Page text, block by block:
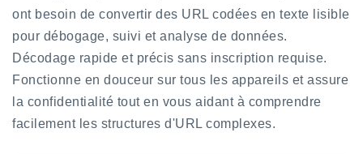
ont besoin de convertir des URL codées en texte lisible
pour débogage, suivi et analyse de données.
Décodage rapide et précis sans inscription requise.
Fonctionne en douceur sur tous les appareils et assure
la confidentialité tout en vous aidant à comprendre
facilement les structures d'URL complexes.